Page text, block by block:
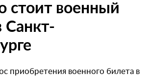
стоит военный
Санкт-
приобретения военного билета в